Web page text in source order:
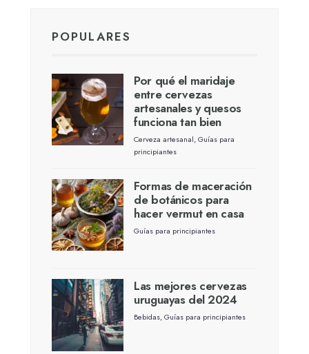
POPULARES
Por qué el maridaje
entre cervezas
artesanales y quesos
funciona tan bien
Cerveza artesanal,Guías para
principiantes
Formas de maceración
de botánicos para
hacer vermut en casa
Guías para principiantes
Las mejores cervezas
uruguayas del 2024
Bebidas,Guías para principiantes